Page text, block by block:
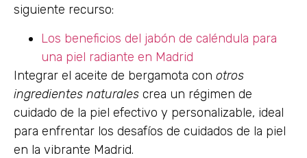
siguiente recurso:
Los beneficios del jabón de caléndula para
una piel radiante en Madrid
Integrar el aceite de bergamota con otros
ingredientes naturales crea un régimen de
cuidado de la piel efectivo y personalizable, ideal
para enfrentar los desafíos de cuidados de la piel
en la vibrante Madrid.